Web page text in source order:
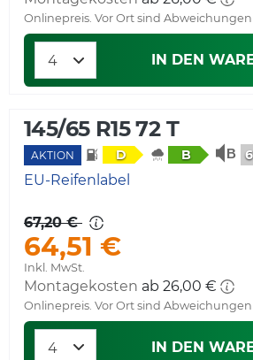
Onlinepreis. Vor Ort sind
IN DEN
145/65 R15 72 T
AKTION D B
EU-Reifenlabel
67,20 €
64,51 €
Inkl. MwSt.
Montagekosten ab 26,00 €
Onlinepreis. Vor Ort sind Abweichungen
IN DEN